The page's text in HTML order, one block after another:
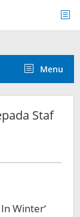
Menu
Staf
Winter‘